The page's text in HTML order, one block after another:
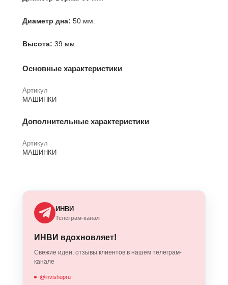
Диаметр дна: 50 мм.
Высота: 39 мм.
Основные характеристики
Артикул
МАШИНКИ
Дополнительные характеристики
Артикул
МАШИНКИ
ИНВИ
Телеграм-канал
ИНВИ вдохновляет!
Свежие идеи, отзывы клиентов в нашем телеграм-
канале
@invishopru